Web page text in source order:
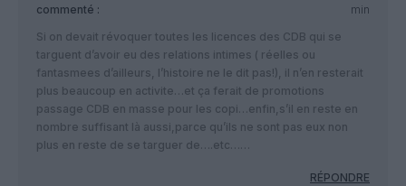
commenté :
min
Si on devait révoquer toutes les licences des CDB qui se
targuent d’avoir eu des relations intimes ( réelles ou
fantasmees d’ailleurs, l’histoire ne le dit pas!), il n’en resterait
plus beaucoup en activite…et ça ferait de promotions
passage CDB en masse pour les copi…enfin,s’il en reste en
nombre suffisant là aussi,parce qu’ils ne sont pas eux non
plus en reste de se targuer de….etc……
RÉPONDRE